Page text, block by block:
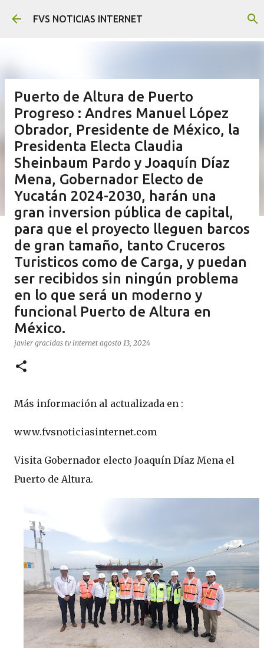
Ir al contenido principal
FVS NOTICIAS INTERNET
Puerto de Altura de Puerto
Progreso : Andres Manuel López
Obrador, Presidente de México, la
Presidenta Electa Claudia
Sheinbaum Pardo y Joaquín Díaz
Mena, Gobernador Electo de
Yucatán 2024-2030, harán una
gran inversion pública de capital,
para que el proyecto lleguen barcos
de gran tamaño, tanto Cruceros
Turisticos como de Carga, y puedan
ser recibidos sin ningún problema
en lo que será un moderno y
funcional Puerto de Altura en
México.
javier gracidas tv internet agosto 13, 2024
Más información al actualizada en :
www.fvsnoticiasinternet.com
Visita Gobernador electo Joaquín Díaz Mena el
Puerto de Altura.